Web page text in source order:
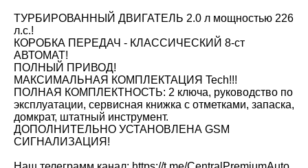
ТУРБИРОВАННЫЙ ДВИГАТЕЛЬ 2.0 л мощностью 226
л.с.!
КОРОБКА ПЕРЕДАЧ - КЛАССИЧЕСКИЙ 8-ст
АВТОМАТ!
ПОЛНЫЙ ПРИВОД!
МАКСИМАЛЬНАЯ КОМПЛЕКТАЦИЯ Tech!!!
ПОЛНАЯ КОМПЛЕКТНОСТЬ: 2 ключа, руководство по
эксплуатации, сервисная книжка с отметками, запаска,
домкрат, штатный инструмент.
ДОПОЛНИТЕЛЬНО УСТАНОВЛЕНА GSM
СИГНАЛИЗАЦИЯ!